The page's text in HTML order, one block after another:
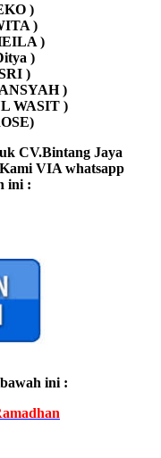
)
)
)
)
)
)
WASIT )
CV.Bintang Jaya
VIA whatsapp
ini :
ini :